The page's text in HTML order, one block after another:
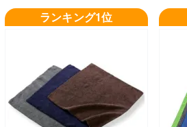
ランキング1位